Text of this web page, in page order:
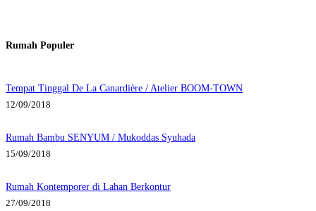
Rumah Populer
Tempat Tinggal De La Canardière / Atelier BOOM-TOWN
12/09/2018
Rumah Bambu SENYUM / Mukoddas Syuhada
15/09/2018
Rumah Kontemporer di Lahan Berkontur
27/09/2018